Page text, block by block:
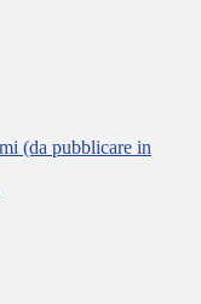
(da pubblicare in